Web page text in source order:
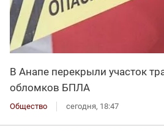
В Анапе перекрыли участок
обломков БПЛА
Общество сегодня, 18:47